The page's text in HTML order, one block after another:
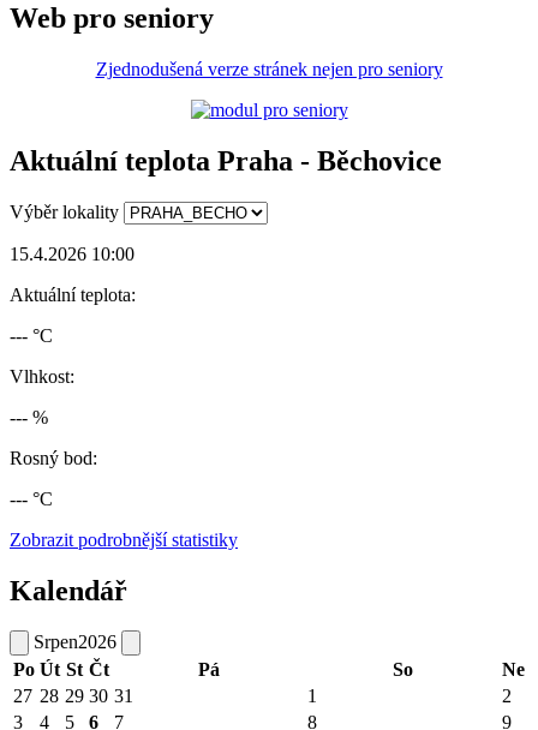
Web pro seniory
Zjednodušená verze stránek nejen pro seniory
Aktuální teplota Praha - Běchovice
Výběr lokality
15.4.2026 10:00
Aktuální teplota:
--- °C
Vlhkost:
--- %
Rosný bod:
--- °C
Zobrazit podrobnější statistiky
Kalendář
Srpen2026
Po Út St Čt Pá So
Ne
27 28 29 30 31 1
2
3
4 5 6 7 8 9